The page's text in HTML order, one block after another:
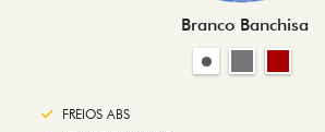
Branco Banchisa
FREIOS ABS